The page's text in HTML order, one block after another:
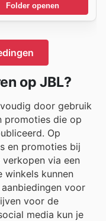
Folder openen
op JBL?
door gebruik
promoties die op
Op
en promoties bij
via een
winkels kunnen
voor
voor de
media kun je